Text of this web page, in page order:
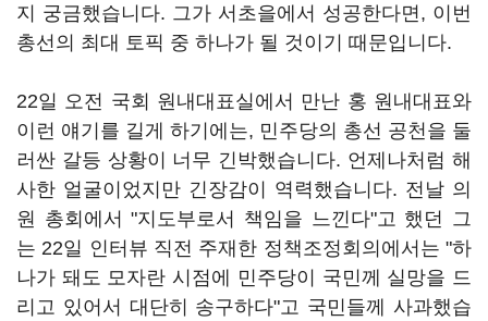
지 궁금했습니다. 그가 서초을에서 성공한다면, 이번
총선의 최대 토픽 중 하나가 될 것이기 때문입니다.
22일 오전 국회 원내대표실에서 만난 홍 원내대표와
이런 얘기를 길게 하기에는, 민주당의 총선 공천을 둘
러싼 갈등 상황이 너무 긴박했습니다. 언제나처럼 해
사한 얼굴이었지만 긴장감이 역력했습니다. 전날 의
원 총회에서 "지도부로서 책임을 느낀다"고 했던 그
는 22일 인터뷰 직전 주재한 정책조정회의에서는 "하
나가 돼도 모자란 시점에 민주당이 국민께 실망을 드
리고 있어서 대단히 송구하다"고 국민들께 사과했습